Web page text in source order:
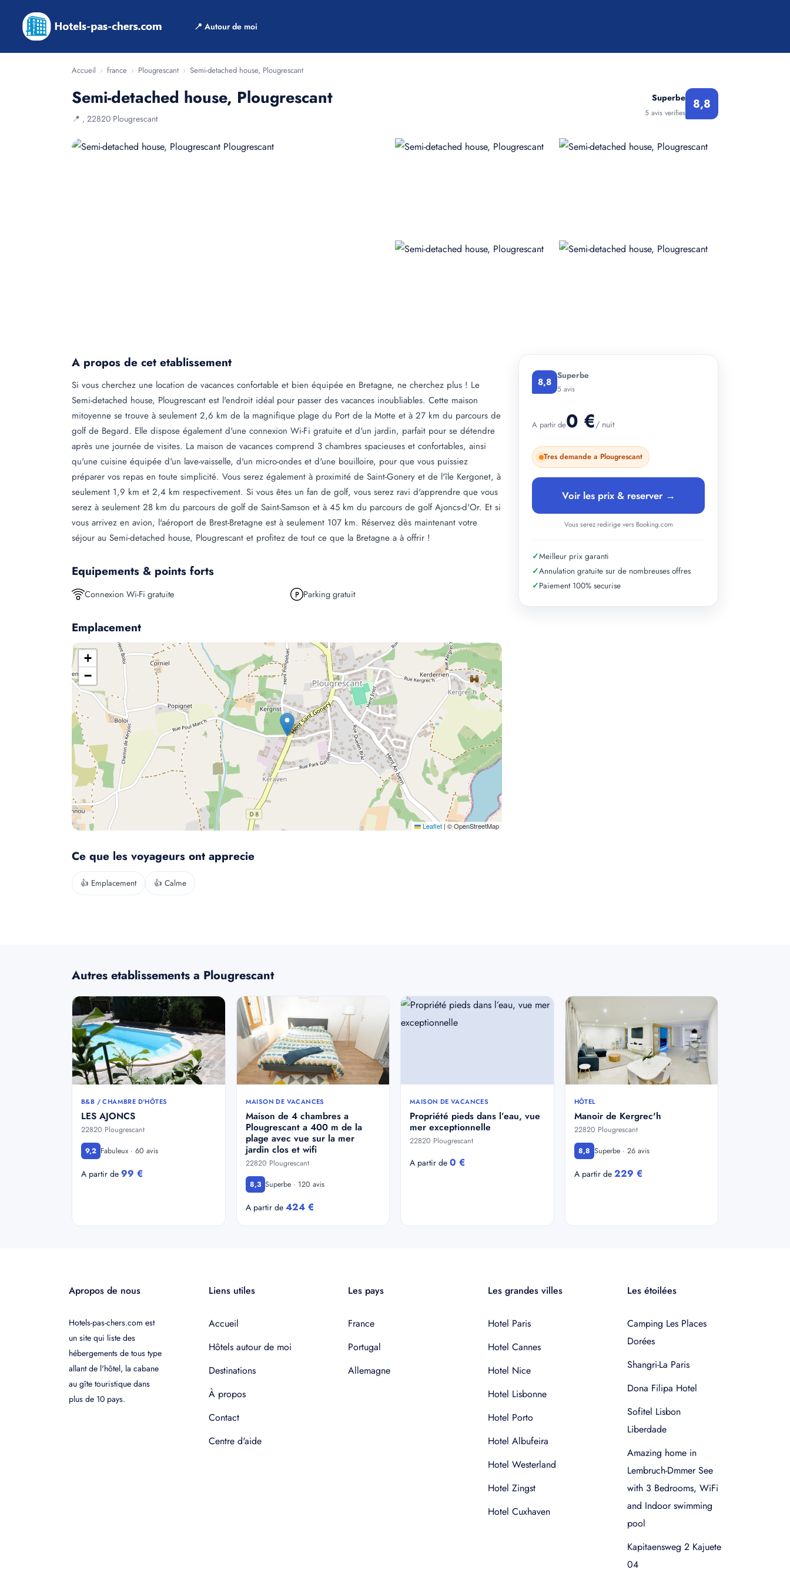
📍 Autour de moi
Accueil › france › Plougrescant › Semi-detached house, Plougrescant
Semi-detached house, Plougrescant
📍 , 22820 Plougrescant
Superbe
5 avis verifies
8,8
A propos de cet etablissement
Si vous cherchez une location de vacances confortable et bien équipée en Bretagne, ne cherchez plus ! Le
Semi-detached house, Plougrescant est l'endroit idéal pour passer des vacances inoubliables. Cette maison
mitoyenne se trouve à seulement 2,6 km de la magnifique plage du Port de la Motte et à 27 km du parcours de
golf de Begard. Elle dispose également d'une connexion Wi-Fi gratuite et d'un jardin, parfait pour se détendre
après une journée de visites. La maison de vacances comprend 3 chambres spacieuses et confortables, ainsi
qu'une cuisine équipée d'un lave-vaisselle, d'un micro-ondes et d'une bouilloire, pour que vous puissiez
préparer vos repas en toute simplicité. Vous serez également à proximité de Saint-Gonery et de l'île Kergonet, à
seulement 1,9 km et 2,4 km respectivement. Si vous êtes un fan de golf, vous serez ravi d'apprendre que vous
serez à seulement 28 km du parcours de golf de Saint-Samson et à 45 km du parcours de golf Ajoncs-d'Or. Et si
vous arrivez en avion, l'aéroport de Brest-Bretagne est à seulement 107 km. Réservez dès maintenant votre
séjour au Semi-detached house, Plougrescant et profitez de tout ce que la Bretagne a à offrir !
Equipements & points forts
Connexion Wi-Fi gratuite Parking gratuit
Emplacement
+
−
Leaflet |© OpenStreetMap
Ce que les voyageurs ont apprecie
👍 Emplacement 👍 Calme
8,8 Superbe
5 avis
A partir de0 €/ nuit
Tres demande a Plougrescant
Voir les prix & reserver →
Vous serez redirige vers Booking.com
✓Meilleur prix garanti
✓Annulation gratuite sur de nombreuses offres
✓Paiement 100% securise
Autres etablissements a Plougrescant
B&B / CHAMBRE D'HÔTES
LES AJONCS
22820 Plougrescant
9,2 Fabuleux · 60 avis
A partir de 99 €
MAISON DE VACANCES
Maison de 4 chambres a
Plougrescant a 400 m de la
plage avec vue sur la mer
jardin clos et wifi
22820 Plougrescant
8,3 Superbe · 120 avis
A partir de 424 €
MAISON DE VACANCES
Propriété pieds dans l’eau, vue
mer exceptionnelle
22820 Plougrescant
A partir de 0 €
HÔTEL
Manoir de Kergrec'h
22820 Plougrescant
8,8 Superbe · 26 avis
A partir de 229 €
Apropos de nous
Hotels-pas-chers.com est
un site qui liste des
hébergements de tous type
allant de l'hôtel, la cabane
au gîte touristique dans
plus de 10 pays.
Liens utiles
Accueil
Hôtels autour de moi
Destinations
À propos
Contact
Centre d'aide
Les pays
France
Portugal
Allemagne
Les grandes villes
Hotel Paris
Hotel Cannes
Hotel Nice
Hotel Lisbonne
Hotel Porto
Hotel Albufeira
Hotel Westerland
Hotel Zingst
Hotel Cuxhaven
Les étoilées
Camping Les Places
Dorées
Shangri-La Paris
Dona Filipa Hotel
Sofitel Lisbon
Liberdade
Amazing home in
Lembruch-Dmmer See
with 3 Bedrooms, WiFi
and Indoor swimming
pool
Kapitaensweg 2 Kajuete
04